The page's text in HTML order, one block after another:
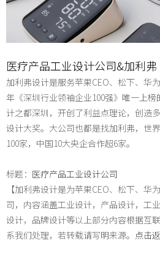
医疗产品工业设计公司&加利弗
加利弗设计是服务苹果CEO、松下、华
年《深圳行业领袖企业100强》唯一上
计之都深圳， 开创了利益点理论，创造
设计大奖。 大公司也都是找加利弗，世界
100家，中国10大央企合作超6家。
标题： 医疗产品工业设计公司
【加利弗设计是为苹果CEO、松下、华
司，内容涵盖工业设计，产品设计，工
设计，品牌设计等以上部分内容根据互
系我们处理，若转载请写明来源。 点击